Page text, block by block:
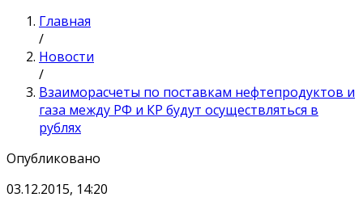
Главная
/
Новости
/
Взаиморасчеты по поставкам нефтепродуктов и
газа между РФ и КР будут осуществляться в
рублях
Опубликовано
03.12.2015, 14:20